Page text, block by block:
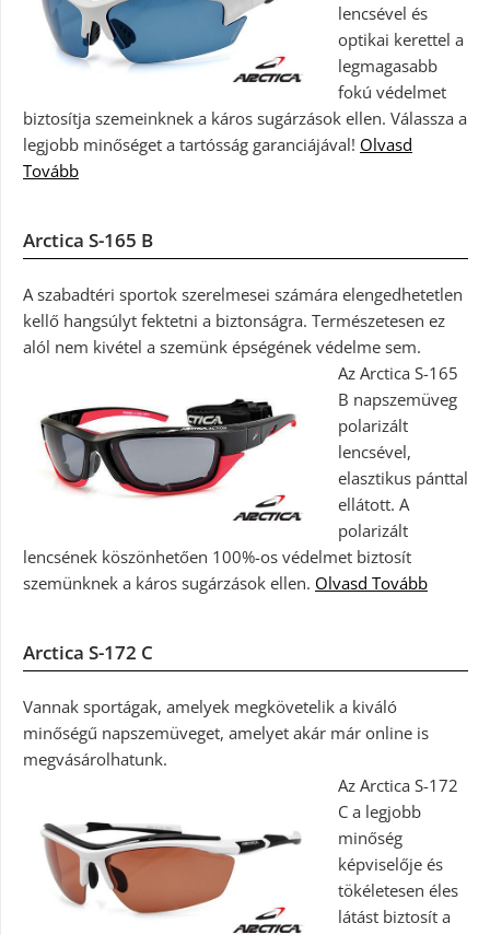
lencsével és
optikai kerettel a
legmagasabb
fokú védelmet
biztosítja szemeinknek a káros sugárzások ellen. Válassza a
legjobb minőséget a tartósság garanciájával! Olvasd
Tovább
Arctica S-165 B
A szabadtéri sportok szerelmesei számára elengedhetetlen
kellő hangsúlyt fektetni a biztonságra. Természetesen ez
alól nem kivétel a szemünk épségének védelme sem.
Az Arctica S-165
B napszemüveg
polarizált
lencsével,
elasztikus pánttal
ellátott. A
polarizált
lencsének köszönhetően 100%-os védelmet biztosít
szemünknek a káros sugárzások ellen. Olvasd Tovább
Arctica S-172 C
Vannak sportágak, amelyek megkövetelik a kiváló
minőségű napszemüveget, amelyet akár már online is
megvásárolhatunk.
Az Arctica S-172
C a legjobb
minőség
képviselője és
tökéletesen éles
látást biztosít a